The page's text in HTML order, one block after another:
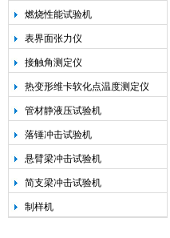
燃烧性能试验机
表界面张力仪
接触角测定仪
热变形维卡软化点温度测定仪
管材静液压试验机
落锤冲击试验机
悬臂梁冲击试验机
简支梁冲击试验机
制样机